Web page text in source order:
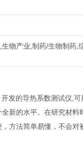
物产业,制药/生物制药,
发的导热系数测试仪,
新的水平。在研究材
方法简单易懂，不会对